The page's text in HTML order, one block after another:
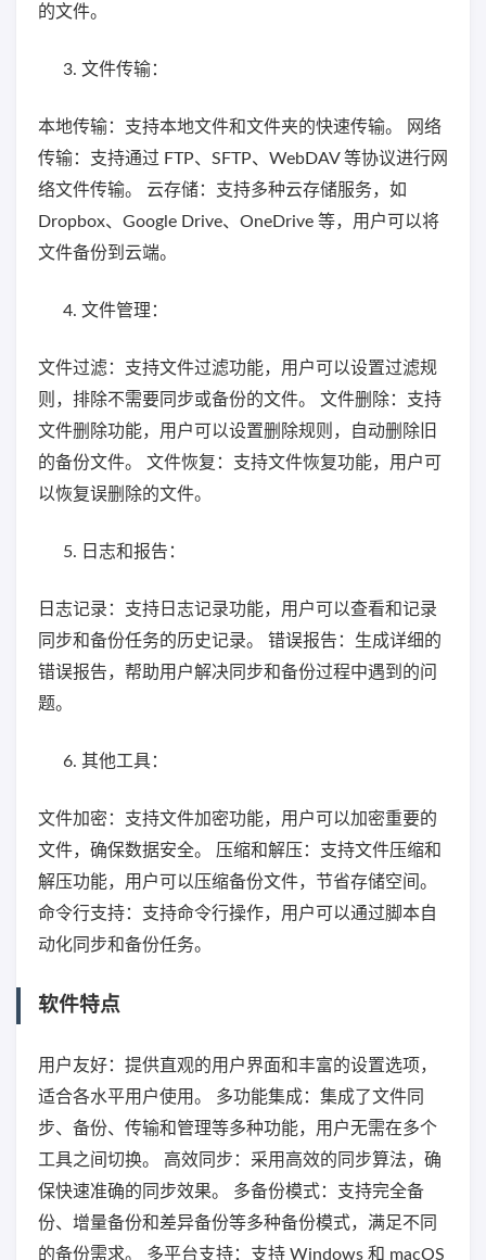
的文件。
文件传输：
本地传输：支持本地文件和文件夹的快速传输。 网络
传输：支持通过 FTP、SFTP、WebDAV 等协议进行网
络文件传输。 云存储：支持多种云存储服务，如
Dropbox、Google Drive、OneDrive 等，用户可以将
文件备份到云端。
文件管理：
文件过滤：支持文件过滤功能，用户可以设置过滤规
则，排除不需要同步或备份的文件。 文件删除：支持
文件删除功能，用户可以设置删除规则，自动删除旧
的备份文件。 文件恢复：支持文件恢复功能，用户可
以恢复误删除的文件。
日志和报告：
日志记录：支持日志记录功能，用户可以查看和记录
同步和备份任务的历史记录。 错误报告：生成详细的
错误报告，帮助用户解决同步和备份过程中遇到的问
题。
其他工具：
文件加密：支持文件加密功能，用户可以加密重要的
文件，确保数据安全。 压缩和解压：支持文件压缩和
解压功能，用户可以压缩备份文件，节省存储空间。
命令行支持：支持命令行操作，用户可以通过脚本自
动化同步和备份任务。
软件特点
用户友好：提供直观的用户界面和丰富的设置选项，
适合各水平用户使用。 多功能集成：集成了文件同
步、备份、传输和管理等多种功能，用户无需在多个
工具之间切换。 高效同步：采用高效的同步算法，确
保快速准确的同步效果。 多备份模式：支持完全备
份、增量备份和差异备份等多种备份模式，满足不同
的备份需求。 多平台支持：支持 Windows 和 macOS